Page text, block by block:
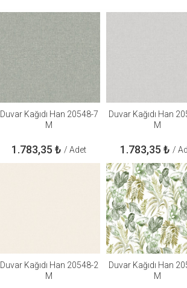
Duvar Kağıdı Han 20548-7
M
1.783,35 ₺ / Adet
Duvar Kağıdı Han
M
1.783,35 ₺ /
Duvar Kağıdı Han 20548-2
M
Duvar Kağıdı Han
M